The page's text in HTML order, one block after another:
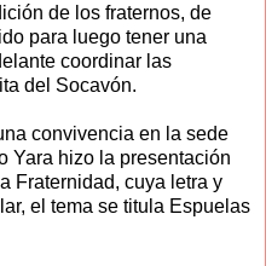
de los fraternos, de
para luego tener una
coordinar las
del Socavón.
convivencia en la sede
Yara hizo la presentación
Fraternidad, cuya letra y
el tema se titula Espuelas